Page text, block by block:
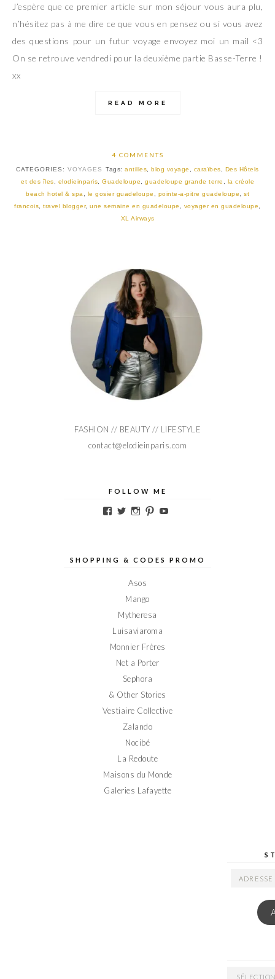
J’espère que ce premier article sur mon séjour vous aura plu,
n’hésitez pas à me dire ce que vous en pensez ou si vous avez
des questions pour un futur voyage envoyez moi un mail <3
On se retrouve vendredi pour la deuxième partie Basse-Terre !
xx
READ MORE
4 COMMENTS
CATEGORIES:VOYAGES Tags:antilles ,blog voyage caraïbes
Des Hôtels
et des îles
elodieinparis Guadeloupe guadeloupe grande terre
la créole
beach hotel & spa
le gosier guadeloupe pointe-a-pitre guadeloupe
st
francois ,travel blogger,une semaine en guadeloupe voyager en guadeloupe
XL Airways
FASHION // BEAUTY // LIFESTYLE
contact@elodieinparis.com
FOLLOW ME
Voir
sur
Voir
sur
Voir
sur
Voir
sur sur
SHOPPING & CODES PROMO
Asos
Mango
Mytheresa
Luisaviaroma
Monnier Frères
Net a Porter
Sephora
& Other Stories
Vestiaire Collective
Zalando
Nocibé
La Redoute
Maisons du Monde
Galeries Lafayette
ADRESSE
ARCHIVES